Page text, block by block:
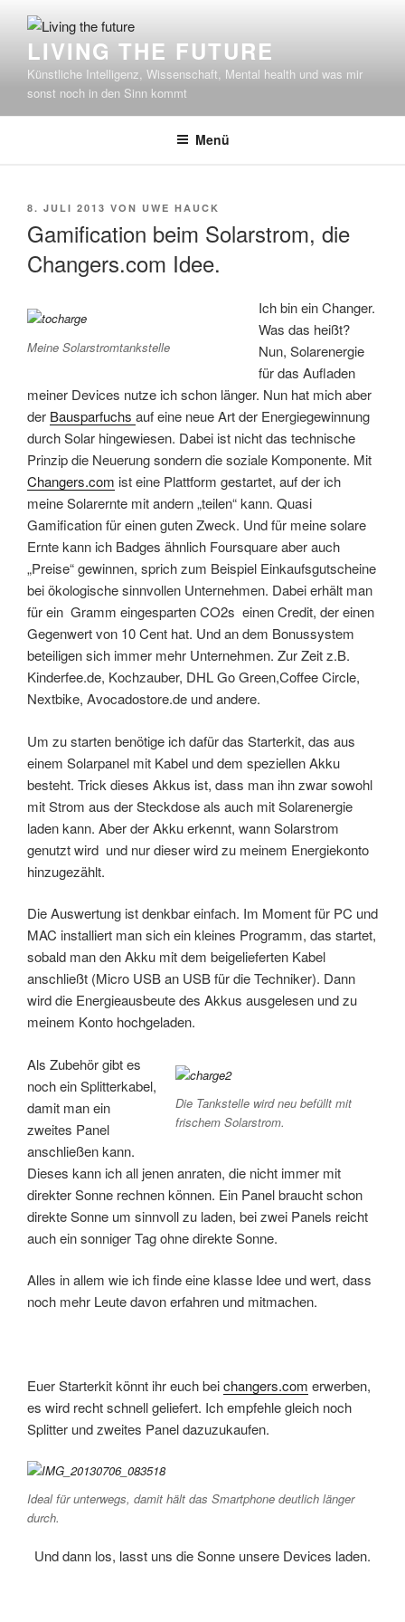
Inhalt
springenLIVING THE FUTURE
Künstliche Intelligenz, Wissenschaft, Mental health und was mir
sonst noch in den Sinn kommt
Menü
VERÖFFENTLICHT
8. JULI 2013 VON UWE HAUCK
Gamification beim Solarstrom, die
Changers.com Idee.
Meine Solarstromtankstelle
Ich bin ein Changer.
Was das heißt?
Nun, Solarenergie
für das Aufladen
meiner Devices nutze ich schon länger. Nun hat mich aber
der Bausparfuchs auf eine neue Art der Energiegewinnung
durch Solar hingewiesen. Dabei ist nicht das technische
Prinzip die Neuerung sondern die soziale Komponente. Mit
Changers.com ist eine Plattform gestartet, auf der ich
meine Solarernte mit andern „teilen“ kann. Quasi
Gamification für einen guten Zweck. Und für meine solare
Ernte kann ich Badges ähnlich Foursquare aber auch
„Preise“ gewinnen, sprich zum Beispiel Einkaufsgutscheine
bei ökologische sinnvollen Unternehmen. Dabei erhält man
für ein Gramm eingesparten CO2s einen Credit, der einen
Gegenwert von 10 Cent hat. Und an dem Bonussystem
beteiligen sich immer mehr Unternehmen. Zur Zeit z.B.
Kinderfee.de, Kochzauber, DHL Go Green,Coffee Circle,
Nextbike, Avocadostore.de und andere.
Um zu starten benötige ich dafür das Starterkit, das aus
einem Solarpanel mit Kabel und dem speziellen Akku
besteht. Trick dieses Akkus ist, dass man ihn zwar sowohl
mit Strom aus der Steckdose als auch mit Solarenergie
laden kann. Aber der Akku erkennt, wann Solarstrom
genutzt wird und nur dieser wird zu meinem Energiekonto
hinzugezählt.
Die Auswertung ist denkbar einfach. Im Moment für PC und
MAC installiert man sich ein kleines Programm, das startet,
sobald man den Akku mit dem beigelieferten Kabel
anschließt (Micro USB an USB für die Techniker). Dann
wird die Energieausbeute des Akkus ausgelesen und zu
meinem Konto hochgeladen.
Die Tankstelle wird neu befüllt mit
frischem Solarstrom.
Als Zubehör gibt es
noch ein Splitterkabel,
damit man ein
zweites Panel
anschließen kann.
Dieses kann ich all jenen anraten, die nicht immer mit
direkter Sonne rechnen können. Ein Panel braucht schon
direkte Sonne um sinnvoll zu laden, bei zwei Panels reicht
auch ein sonniger Tag ohne direkte Sonne.
Alles in allem wie ich finde eine klasse Idee und wert, dass
noch mehr Leute davon erfahren und mitmachen.
Euer Starterkit könnt ihr euch beichangers.com erwerben,
es wird recht schnell geliefert. Ich empfehle gleich noch
Splitter und zweites Panel dazuzukaufen.
Ideal für unterwegs, damit hält das Smartphone deutlich länger
durch.
Und dann los, lasst uns die Sonne unsere Devices laden.